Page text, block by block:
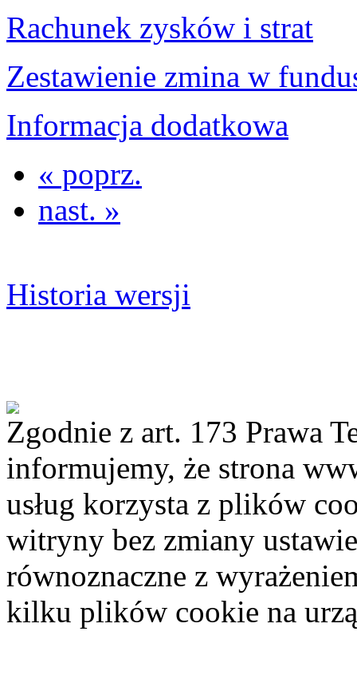
Rachunek zysków i strat
Zestawienie zmina w
Informacja dodatkowa
« poprz.
nast. »
Historia wersji
Zgodnie z art. 173 Prawa
informujemy, że strona
usług korzysta z plików
witryny bez zmiany
równoznaczne z
kilku plików cookie na